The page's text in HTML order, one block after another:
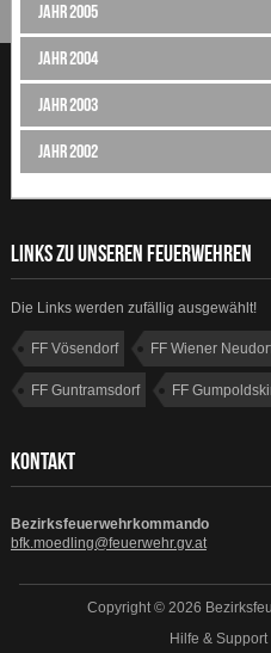
Jahr 2005
Jahr 2004
Jahr 2003
Jahr 2002
LINKS ZU UNSEREN FEUERWEHREN
Die Links werden zufällig ausgewählt!
FF Vösendorf FF Wiener
FF Guntramsdorf FF
KONTAKT
Bezirksfeuerwehrkommando
bfk.moedling@feuerwehr.gv.at
Copyright © 2026
Hilfe & Support